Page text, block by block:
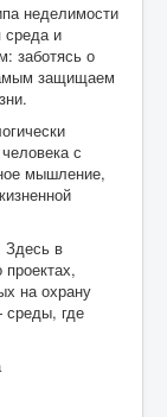
неделимости
среда и
заботясь о
защищаем
с
мышление,
Здесь в
на охрану
среды, где